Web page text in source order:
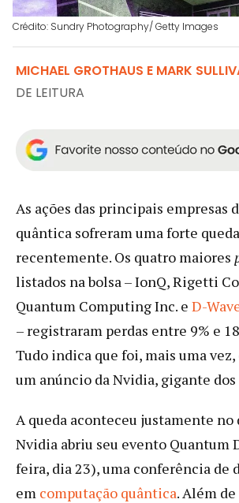
Crédito: Sundry Photography/ Getty Images
MICHAEL GROTHAUS E MARK
DE LEITURA
As ações das principais empresas
quântica sofreram uma forte queda
recentemente. Os quatro maiores
listados na bolsa – IonQ, Rigetti
Quantum Computing Inc. e D-
– registraram perdas entre 9% e
Tudo indica que foi, mais uma
um anúncio da Nvidia, gigante
A queda aconteceu justamente no
Nvidia abriu seu evento Quantum
feira, dia 23), uma conferência de
em computação quântica. Além